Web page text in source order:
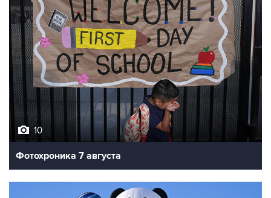
10
Фотохроника 7 августа